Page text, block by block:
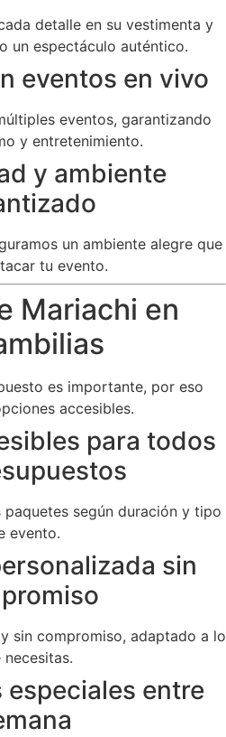
detalle en su vestimenta y
un espectáculo auténtico.
eventos en vivo
eventos, garantizando
y entretenimiento.
y ambiente
un ambiente alegre que
tu evento.
Mariachi en
es importante, por eso
accesibles.
para todos
según duración y tipo
evento.
sin
sin compromiso, adaptado a lo
necesitas.
especiales entre